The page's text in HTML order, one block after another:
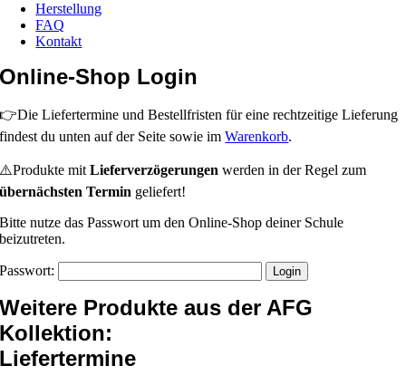
Herstellung
FAQ
Kontakt
Online-Shop Login
👉Die Liefertermine und Bestellfristen für eine rechtzeitige Lieferung
findest du unten auf der Seite sowie imWarenkorb.
⚠️Produkte mitLieferverzögerungen werden in der Regel zum
übernächsten Termin geliefert!
Bitte nutze das Passwort um den Online-Shop deiner Schule
beizutreten.
Passwort:
Weitere Produkte aus der AFG
Kollektion:
Liefertermine